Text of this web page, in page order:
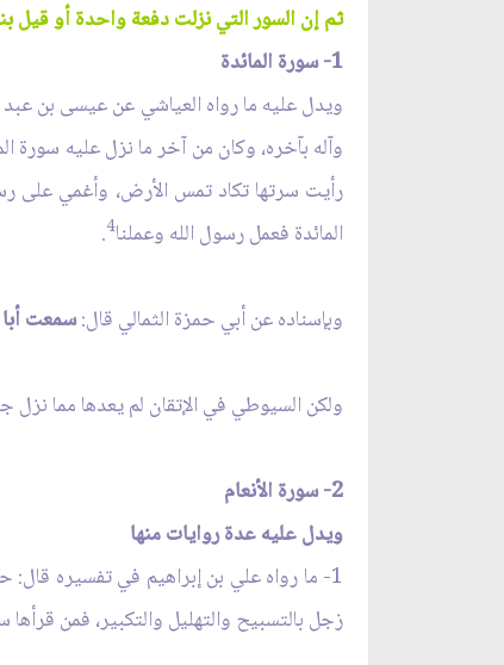
ثم إن السور التي نزلت دفعة واحدة أو قيل
1- سورة المائدة
ويدل عليه ما رواه العياشي عن عيسى بن
وآله بآخره، وكان من آخر ما نزل عليه
رأيت سرتها تكاد تمس الأرض، وأغمي على
المائدة فعمل رسول الله وعملنا4
.
وبإسناده عن أبي حمزة الثمالي قال:سمعت أبا
ولكن السيوطي في الإتقان لم يعدها مما نزل
2- سورة الأنعام
ويدل عليه عدة روايات منها
1- ما رواه علي بن إبراهيم في تفسيره
زجل بالتسبيح والتهليل والتكبير، فمن قرأها